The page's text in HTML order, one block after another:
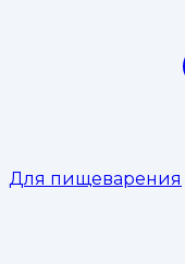
Для пищеварения